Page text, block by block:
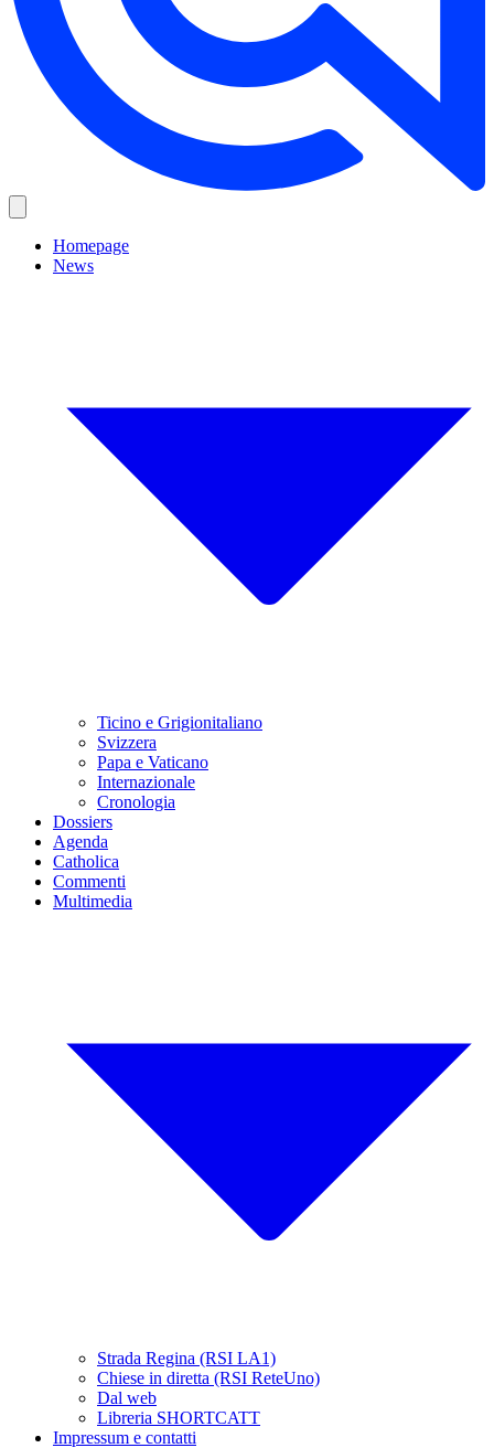
Homepage
News
Ticino e Grigionitaliano
Svizzera
Papa e Vaticano
Internazionale
Cronologia
Dossiers
Agenda
Catholica
Commenti
Multimedia
Strada Regina (RSI LA1)
Chiese in diretta (RSI ReteUno)
Dal web
Libreria SHORTCATT
Impressum e contatti